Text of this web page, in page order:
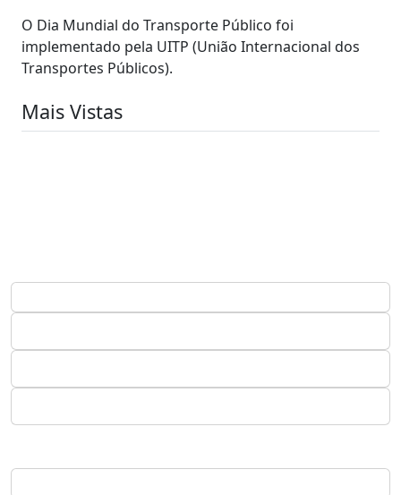
O Dia Mundial do Transporte Público foi
implementado pela UITP (União Internacional dos
Transportes Públicos).
Mais Vistas